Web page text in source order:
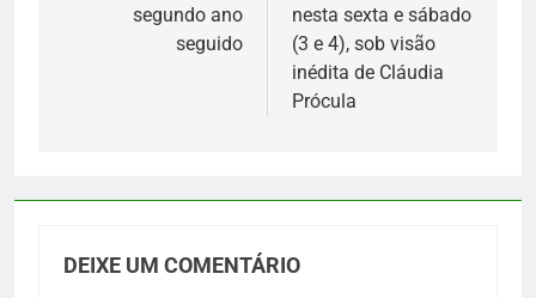
segundo ano
seguido
nesta sexta e sábado
(3 e 4), sob visão
inédita de Cláudia
Prócula
DEIXE UM COMENTÁRIO